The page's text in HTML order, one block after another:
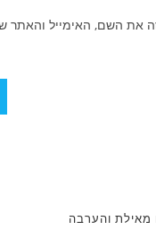
את השם, האימייל והאתר
מאילת והערבה